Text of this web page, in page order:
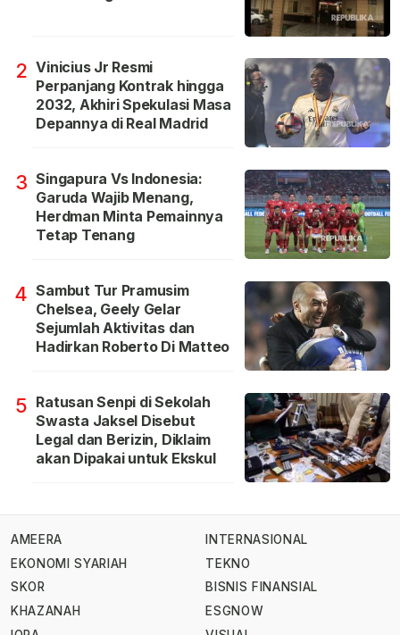
2 Vinicius Jr Resmi
Perpanjang Kontrak hingga
2032, Akhiri Spekulasi Masa
Depannya di Real Madrid
3 Singapura Vs Indonesia:
Garuda Wajib Menang,
Herdman Minta Pemainnya
Tetap Tenang
4 Sambut Tur Pramusim
Chelsea, Geely Gelar
Sejumlah Aktivitas dan
Hadirkan Roberto Di Matteo
5 Ratusan Senpi di Sekolah
Swasta Jaksel Disebut
Legal dan Berizin, Diklaim
akan Dipakai untuk Ekskul
AMEERA
EKONOMI SYARIAH
SKOR
KHAZANAH
INTERNASIONAL
TEKNO
BISNIS FINANSIAL
ESGNOW